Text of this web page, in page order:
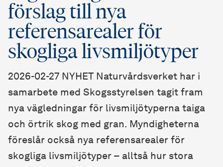
förslag till nya
referensarealer för
skogliga livsmiljötyper
2026-02-27 NYHET Naturvårdsverket har i
samarbete med Skogsstyrelsen tagit fram
nya vägledningar för livsmiljötyperna taiga
och örtrik skog med gran. Myndigheterna
föreslår också nya referensarealer för
skogliga livsmiljötyper – alltså hur stora